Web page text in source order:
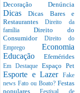
Decoração Denúncia
DicasDicas Bares e
RestaurantesDireito da
família Direito do
Consumidor Direito do
Emprego Economia
Educação Efemérides
Em Destaque Espaço Pet
Esporte e Lazer
Fake
news Fato ou Boato? Festas
populares